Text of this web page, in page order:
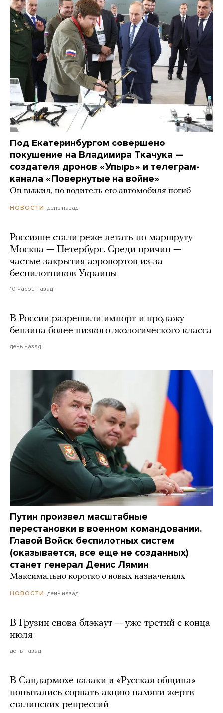
Под Екатеринбургом совершено
покушение на Владимира Ткачука —
создателя дронов «Упырь» и телеграм-
канала «Повернутые на войне»
Он выжил, но водитель его автомобиля погиб
НОВОСТИ день назад
Россияне стали реже летать по маршруту
Москва — Петербург. Среди причин —
частые закрытия аэропортов из-за
беспилотников Украины
10 часов назад
В России разрешили импорт и продажу
бензина более низкого экологического класса
день назад
Путин произвел масштабные
перестановки в военном командовании.
Главой Войск беспилотных систем
(оказывается, все еще не созданных)
станет генерал Денис Лямин
Максимально коротко о новых назначениях
НОВОСТИ день назад
В Грузии снова блэкаут — уже третий с конца
июля
день назад
В Сандармохе казаки и «Русская община»
попытались сорвать акцию памяти жертв
сталинских репрессий